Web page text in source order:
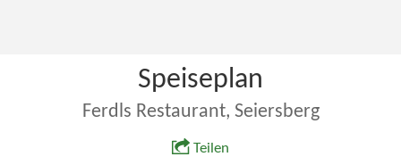
Speiseplan
Ferdls Restaurant, Seiersberg
Teilen